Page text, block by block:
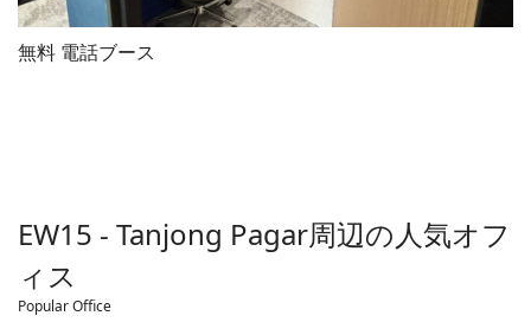
無料 電話ブース
EW15 - Tanjong Pagar周辺の人気オフ
ィス
Popular Office